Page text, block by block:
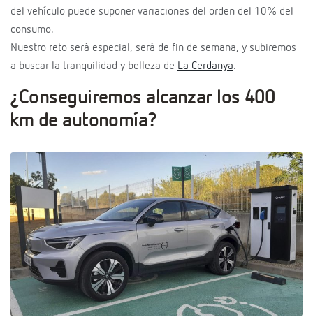
del vehículo puede suponer variaciones del orden del 10% del
consumo.
Nuestro reto será especial, será de fin de semana, y subiremos
a buscar la tranquilidad y belleza de La Cerdanya.
¿Conseguiremos alcanzar los 400
km de autonomía?